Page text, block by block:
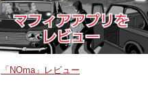
「NOma」レビュー